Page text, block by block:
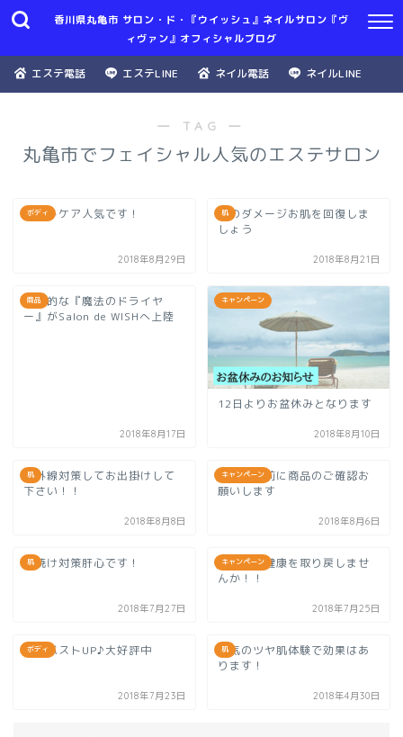
香川県丸亀市 サロン・ド・『ウイッシュ』ネイルサロン『ヴ
ィヴァン』オフィシャルブログ
エステ電話 エステLINE ネイル電話 ネイルLINE
― TAG ―
丸亀市でフェイシャル人気のエステサロン
ボディ
バストケア人気です！
2018年8月29日
肌
夏のダメージお肌を回復しま
しょう
2018年8月21日
商品
画期的な『魔法のドライヤ
ー』がSalon de WISHへ上陸
2018年8月17日
キャンペーン
12日よりお盆休みとなります
2018年8月10日
肌
紫外線対策してお出掛けして
下さい！！
2018年8月8日
キャンペーン
お盆休み前に商品のご確認お
願いします
2018年8月6日
肌
日焼け対策肝心です！
2018年7月27日
キャンペーン
身体から健康を取り戻しませ
んか！！
2018年7月25日
ボディ
育乳バストUP♪大好評中
2018年7月23日
肌
人気のツヤ肌体験で効果はあ
ります！
2018年4月30日